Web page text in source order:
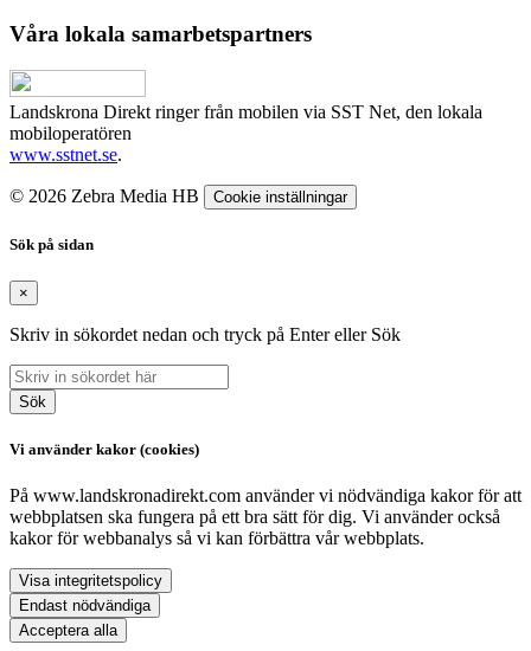
Våra lokala samarbetspartners
Landskrona Direkt ringer från mobilen via SST Net, den lokala
mobiloperatören
www.sstnet.se.
© 2026 Zebra Media HB Cookie inställningar
Sök på sidan
×
Skriv in sökordet nedan och tryck på Enter eller Sök
Sök
Vi använder kakor (cookies)
På www.landskronadirekt.com använder vi nödvändiga kakor för att
webbplatsen ska fungera på ett bra sätt för dig. Vi använder också
kakor för webbanalys så vi kan förbättra vår webbplats.
Visa integritetspolicy
Endast nödvändiga
Acceptera alla